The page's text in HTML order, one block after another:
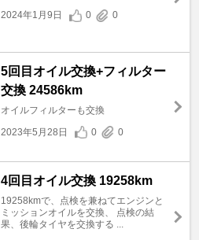
2024年1月9日
0 0
5回目オイル交換+フィルター
交換 24586km
オイルフィルターも交換
2023年5月28日
0 0
4回目オイル交換 19258km
19258kmで、点検を兼ねてエンジンと
ミッションオイルを交換、 点検の結
果、後輪タイヤを交換する ...